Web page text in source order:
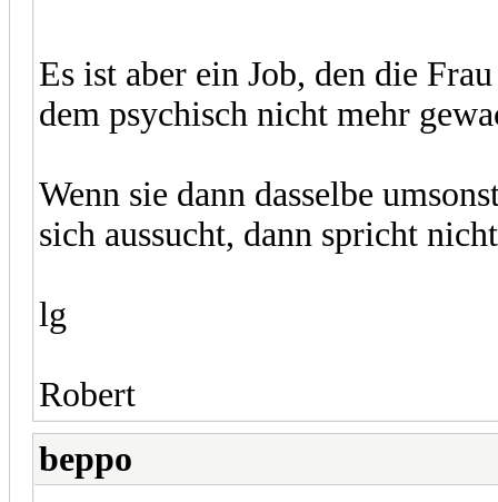
Es ist aber ein Job, den die
dem psychisch nicht mehr
Wenn sie dann dasselbe
sich aussucht, dann spricht
lg
Robert
beppo